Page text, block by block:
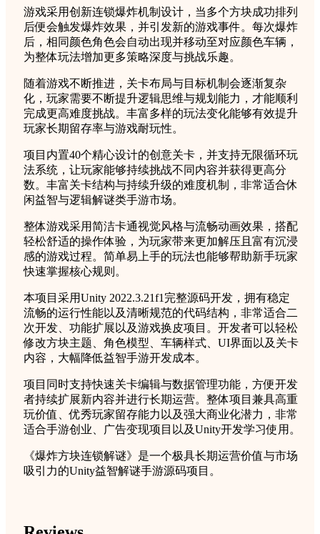
持
安
卓
iOS
quantity
游戏采用创新连锁爆炸机制设计，当多个方块成功排列
后便会触发爆炸效果，并引发新的游戏事件。每次爆炸
后，相同颜色角色会自动出现并移动至对应颜色车辆，
为整体玩法增加更多策略深度与挑战乐趣。
随着游戏不断推进，关卡布局与目标机制会逐渐复杂
化，玩家需要不断提升逻辑思维与规划能力，才能顺利
完成更高难度挑战。丰富多样的玩法变化能够有效提升
玩家长期留存率与游戏耐玩性。
项目内置40个精心设计的创意关卡，并支持无限循环玩
法系统，让玩家能够持续挑战不同内容并获得更高分
数。丰富关卡结构与持续升级的难度机制，非常适合休
闲益智与逻辑解谜类手游市场。
整体游戏采用简洁卡通视觉风格与流畅动画效果，搭配
轻松舒适的操作体验，为玩家带来更加解压且富有沉浸
感的游戏过程。简单易上手的玩法也能够帮助新手玩家
快速掌握核心规则。
本项目采用Unity 2022.3.21f1完整源码开发，拥有稳定
流畅的运行性能以及清晰规范的代码结构，非常适合二
次开发、功能扩展以及游戏换皮项目。开发者可以轻松
修改方块主题、角色模型、车辆样式、UI界面以及关卡
内容，大幅降低益智手游开发成本。
项目同时支持快速关卡编辑与数据管理功能，方便开发
者持续扩展新内容并进行长期运营。整体项目兼具高重
玩价值、优秀玩家留存能力以及强大商业化潜力，非常
适合手游创业、广告变现项目以及Unity开发学习使用。
《爆炸方块连锁解谜》是一个极具长期运营价值与市场
吸引力的Unity益智解谜手游源码项目。